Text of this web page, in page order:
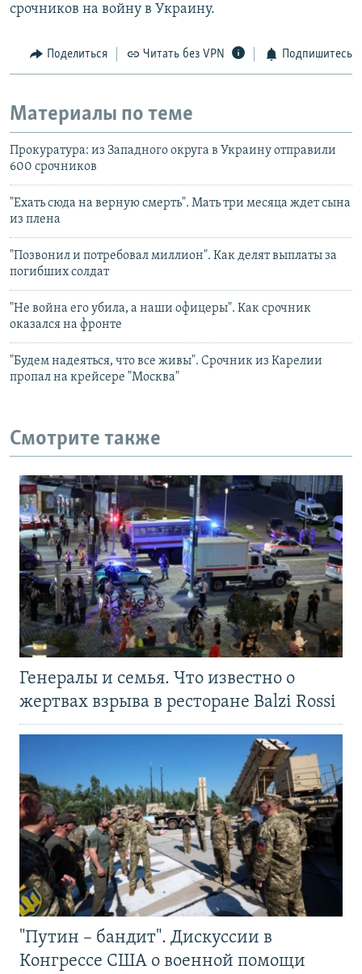
срочников на войну в Украину.
Поделиться Читать без VPN Подпишитесь
Материалы по теме
Прокуратура: из Западного округа в Украину отправили
600 срочников
"Ехать сюда на верную смерть". Мать три месяца ждет сына
из плена
"Позвонил и потребовал миллион". Как делят выплаты за
погибших солдат
"Не война его убила, а наши офицеры". Как срочник
оказался на фронте
"Будем надеяться, что все живы". Срочник из Карелии
пропал на крейсере "Москва"
Смотрите также
Генералы и семья. Что известно о
жертвах взрыва в ресторане Balzi Rossi
"Путин – бандит". Дискуссии в
Конгрессе США о военной помощи